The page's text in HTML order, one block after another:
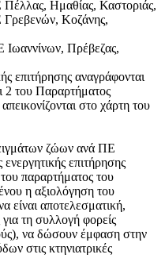
Ημαθίας, Καστοριάς,
Γρεβενών, Κοζάνης,
Ιωαννίνων, Πρέβεζας,
επιτήρησης αναγράφονται
2 του Παραρτήματος
στο χάρτη του
ζώων ανά ΠΕ
επιτήρησης
παραρτήματος του
η αξιολόγηση του
είναι αποτελεσματική,
τη συλλογή φορείς
να δώσουν έμφαση στην
στις κτηνιατρικές